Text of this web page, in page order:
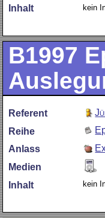
Inhalt
kein
B1997
Referent
Reihe
Anlass
Medien
Inhalt
kein